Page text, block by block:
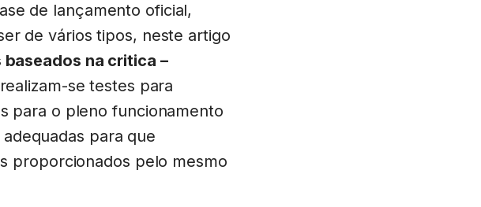
de lançamento oficial,
de vários tipos, neste artigo
na critica –
se testes para
para o pleno funcionamento
para que
proporcionados pelo mesmo